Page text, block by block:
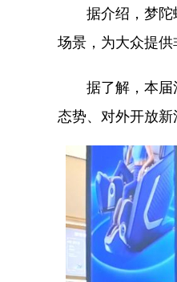
据介绍，梦陀螺
场景，为大众提供
据了解，本届
态势、对外开放新